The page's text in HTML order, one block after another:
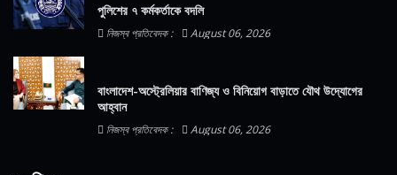
পুলিশের ৭ কর্মকর্তাকে বদলি
নিজস্ব প্রতিবেদক : August 06, 2026
বাংলাদেশ-অস্ট্রেলিয়ার বাণিজ্য ও বিনিয়োগ বাড়াতে যৌথ উদ্যোগের
আহ্বান
নিজস্ব প্রতিবেদক : August 06, 2026